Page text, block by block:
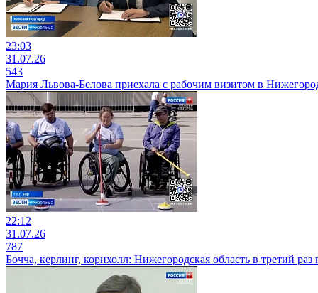
23:03
31.07.26
543
Мария Львова-Белова приехала с рабочим визитом в
22:12
31.07.26
787
Бочча, керлинг, корнхолл: Нижегородская область в третий